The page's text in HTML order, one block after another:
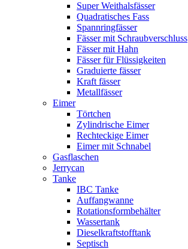
Super Weithalsfässer
Quadratisches Fass
Spannringfässer
Fässer mit Schraubverschluss
Fässer mit Hahn
Fässer für Flüssigkeiten
Graduierte fässer
Kraft fässer
Metallfässer
Eimer
Törtchen
Zylindrische Eimer
Rechteckige Eimer
Eimer mit Schnabel
Gasflaschen
Jerrycan
Tanke
IBC Tanke
Auffangwanne
Rotationsformbehälter
Wassertank
Dieselkraftstofftank
Septisch